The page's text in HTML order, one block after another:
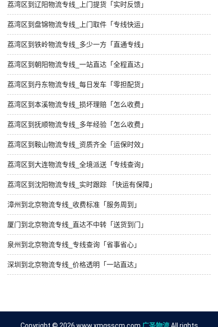
荔湾区到辽阳物流专线_上门提货「实时反馈」
荔湾区到盘锦物流专线_上门取件「专线快运」
荔湾区到铁岭物流专线_多少一方「直通专线」
荔湾区到朝阳物流专线_一站直达「全程直达」
荔湾区到丹东物流专线_每日发车「零担配货」
荔湾区到本溪物流专线_损坏理赔「怎么收费」
荔湾区到抚顺物流专线_多年经验「怎么收费」
荔湾区到鞍山物流专线_资质齐全「运保时效」
荔湾区到大连物流专线_全境派送「专线查询」
荔湾区到沈阳物流专线_实时跟踪 「快运有保障」
漳州到北京物流专线_收费标准「服务周到」
厦门到北京物流专线_直达不中转「送货到门」
泉州到北京物流专线_专线查询「省事省心」
深圳到北京物流专线_价格透明「一站直达」